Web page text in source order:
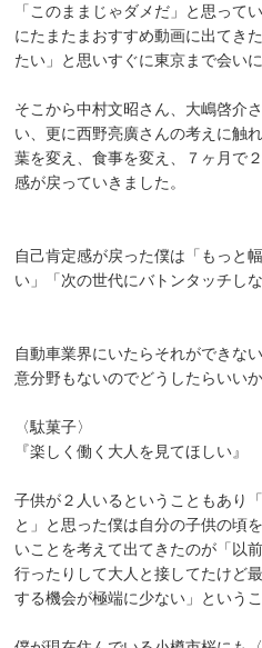
「このままじゃダメだ」と思って
にたまたまおすすめ動画に出てき
たい」と思いすぐに東京まで会いに
そこから中村文昭さん、大嶋啓介
い、更に西野亮廣さんの考えに触
葉を変え、食事を変え、７ヶ月で
感が戻っていきました。
自己肯定感が戻った僕は「もっと
い」「次の世代にバトンタッチし
自動車業界にいたらそれができな
意分野もないのでどうしたらいい
〈駄菓子〉
『楽しく働く大人を見てほしい』
子供が２人いるということもあり
と」と思った僕は自分の子供の頃
いことを考えて出てきたのが「以
行ったりして大人と接してたけど
する機会が極端に少ない」という